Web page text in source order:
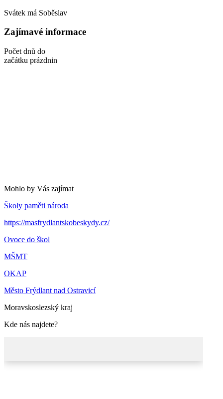
Svátek má Soběslav
Zajímavé informace
Počet dnů do
začátku prázdnin
Mohlo by Vás zajímat
Školy paměti národa
https://masfrydlantskobeskydy.cz/
Ovoce do škol
MŠMT
OKAP
Město Frýdlant nad Ostravicí
Moravskoslezský kraj
Kde nás najdete?